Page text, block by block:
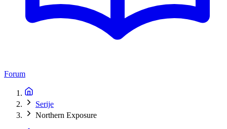
Forum
Serije
Northern Exposure